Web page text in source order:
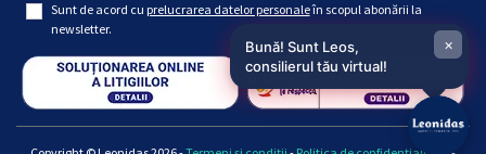
Sunt de acord cu prelucrarea datelor personaleîn scopul abonării la
newsletter.
Bună! Sunt Leos,
consilierul tău virtual!
×